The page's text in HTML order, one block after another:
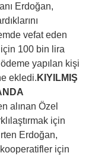
Erdoğan,
vefat eden
100 bin lira
yapılan kişi
ekledi. KIYILMIŞ
alınan Özel
için
Erdoğan,
kooperatifler için